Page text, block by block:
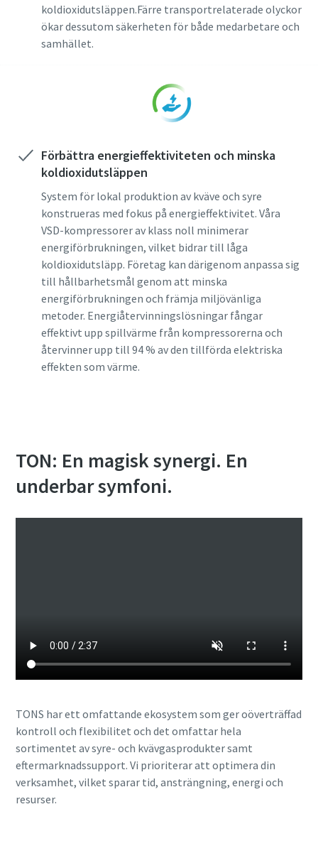
koldioxidutsläppen.Färre transportrelaterade olyckor
ökar dessutom säkerheten för både medarbetare och
samhället.
Förbättra energieffektiviteten och minska
koldioxidutsläppen
System för lokal produktion av kväve och syre
konstrueras med fokus på energieffektivitet. Våra
VSD-kompressorer av klass noll minimerar
energiförbrukningen, vilket bidrar till låga
koldioxidutsläpp. Företag kan därigenom anpassa sig
till hållbarhetsmål genom att minska
energiförbrukningen och främja miljövänliga
metoder. Energiåtervinningslösningar fångar
effektivt upp spillvärme från kompressorerna och
återvinner upp till 94 % av den tillförda elektriska
effekten som värme.
TON: En magisk synergi. En
underbar symfoni.
TONS har ett omfattande ekosystem som ger oöverträffad
kontroll och flexibilitet och det omfattar hela
sortimentet av syre- och kvävgasprodukter samt
eftermarknadssupport. Vi prioriterar att optimera din
verksamhet, vilket sparar tid, ansträngning, energi och
resurser.